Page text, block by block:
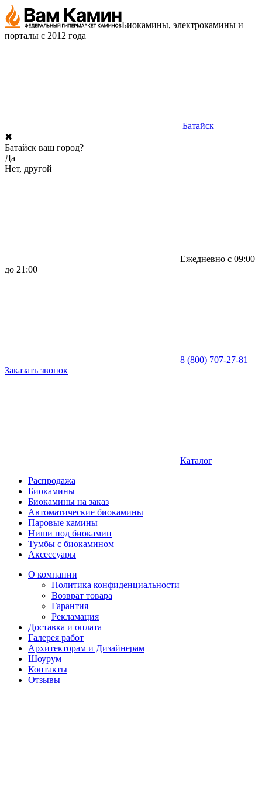
Биокамины, электрокамины и
порталы с 2012 года
Батайск
✖
Батайск ваш город?
Да
Нет, другой
Ежедневно с 09:00
до 21:00
8 (800) 707-27-81
Заказать звонок
Каталог
Распродажа
Биокамины
Биокамины на заказ
Автоматические биокамины
Паровые камины
Ниши под биокамин
Тумбы с биокамином
Аксессуары
О компании
Политика конфиденциальности
Возврат товара
Гарантия
Рекламация
Доставка и оплата
Галерея работ
Архитекторам и Дизайнерам
Шоурум
Контакты
Отзывы